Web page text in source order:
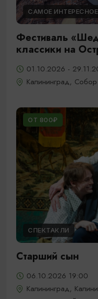
САМОЕ ИНТЕРЕСНОЕ
Фестиваль
классики на
01.10.2026 -
Калининград, Собор
ОТ 800₽
СПЕКТАКЛИ
Старший сын
06.10.2026 19:00
Калининград,